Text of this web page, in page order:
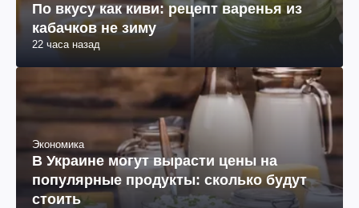
По вкусу как киви: рецепт варенья из
кабачков не зиму
22 часа назад
Экономика
В Украине могут вырасти цены на
популярные продукты: сколько будут
стоить